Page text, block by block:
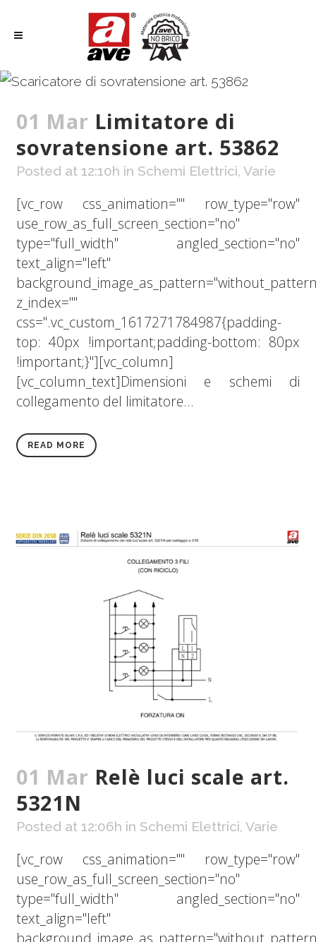
01 Mar Limitatore di
sovratensione art. 53862
Posted at 12:10h in Schemi Elettrici, Varie
[vc_row css_animation="" row_type="row"
use_row_as_full_screen_section="no"
type="full_width" angled_section="no"
text_align="left"
z_index=""
css=".vc_custom_1617271784987{padding-
top: 40px !important;padding-bottom: 80px
!important;}"][vc_column]
[vc_column_text]Dimensioni e schemi di
collegamento del limitatore...
READ MORE
01 Mar Relè luci scale art.
5321N
Posted at 12:06h in Schemi Elettrici, Varie
[vc_row css_animation="" row_type="row"
use_row_as_full_screen_section="no"
type="full_width" angled_section="no"
text_align="left"